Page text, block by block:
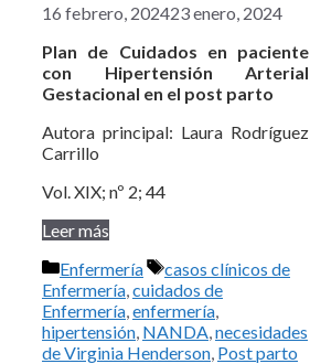
16 febrero, 202423 enero, 2024
Plan de Cuidados en paciente
con Hipertensión Arterial
Gestacional en el post parto
Autora principal: Laura Rodríguez
Carrillo
Vol. XIX; nº 2; 44
Leer más
Categorías
Enfermería Etiquetas
casos clínicos de
Enfermería cuidados de
Enfermería enfermería
hipertensión NANDA necesidades
de Virginia Henderson Post parto